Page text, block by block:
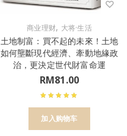
商业理财, 大将·生活
土地制富：買不起的未來！土地
如何壟斷現代經濟、牽動地緣政
治，更決定世代財富命運
RM81.00
加入购物车